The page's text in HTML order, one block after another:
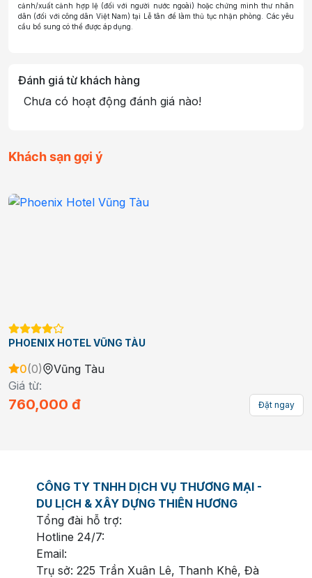
cảnh/xuất cảnh hợp lệ (đối với người nước ngoài) hoặc chứng minh thư nhân
dân (đối với công dân Việt Nam) tại Lễ tân để làm thủ tục nhận phòng. Các yêu
cầu bổ sung có thể được áp dụng.
Đánh giá từ khách hàng
Chưa có hoạt động đánh giá nào!
Khách sạn gợi ý
THÙY VÂN HOTEL VŨNG TÀU
0(0)
Vũng Tàu
Giá từ:
800,000 đ Đặt ngay
CÔNG TY TNHH DỊCH VỤ THƯƠNG MẠI -
DU LỊCH & XÂY DỰNG THIÊN HƯƠNG
Tổng đài hỗ trợ:
Hotline 24/7:
Email:
Trụ sở: 225 Trần Xuân Lê, Thanh Khê, Đà